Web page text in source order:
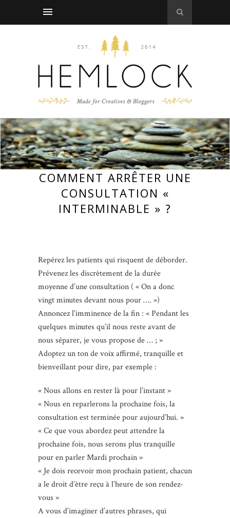
COMMENT ARRÊTER UNE
CONSULTATION «
INTERMINABLE » ?
Repérez les patients qui risquent de déborder.
Prévenez les discrètement de la durée
moyenne d’une consultation ( « On a donc
vingt minutes devant nous pour …. »)
Annoncez l’imminence de la fin : « Pendant les
quelques minutes qu’il nous reste avant de
nous séparer, je vous propose de … ; »
Adoptez un ton de voix affirmé, tranquille et
bienveillant pour dire, par exemple :
« Nous allons en rester là pour l’instant »
« Nous en reparlerons la prochaine fois, la
consultation est terminée pour aujourd’hui. »
« Ce que vous abordez peut attendre la
prochaine fois, nous serons plus tranquille
pour en parler Mardi prochain »
« Je dois recevoir mon prochain patient, chacun
a le droit d’être reçu à l’heure de son rendez-
vous »
A vous d’imaginer d’autres phrases, qui